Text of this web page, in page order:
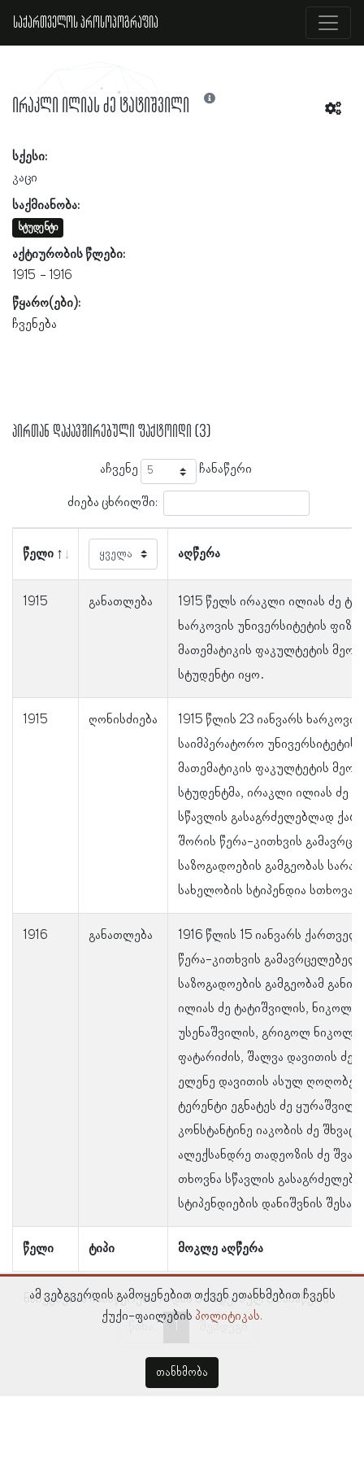
საქართველოს პროსოპოგრაფია
ირაკლი ილიას ძე ტატიშვილი
სქესი:
კაცი
საქმიანობა:
სტუდენტი
აქტიურობის წლები:
1915
1916
წყარო(ები):
ჩვენება
პირთან დაკავშირებული ფაქტოიდი (3)
აჩვენე ჩანაწერი
ძიება ცხრილში:
წელი აღწერა
წელი ტიპი მოკლე აღწერა
1915 განათლება
1915 წელს ირაკლი ილიას ძე
ხარკოვის უნივერსიტეტის
მათემატიკის ფაკულტეტის
სტუდენტი იყო.
1915 ღონისძიება
1915 წლის 23 იანვარს ხარკოვის
საიმპერატორო უნივერსიტეტის
მათემატიკის ფაკულტეტის
სტუდენტმა, ირაკლი ილიას ძე
სწავლის გასაგრძელებლად
შორის წერა-კითხვის
საზოგადოების გამგეობას
სახელობის სტიპენდია სთხოვა.
1916 განათლება
1916 წლის 15 იანვარს
წერა-კითხვის
საზოგადოების გამგეობამ
ილიას ძე ტატიშვილის,
უსენაშვილის, გრიგოლ
ფატარიძის, შალვა დავითის ძე
ელენე დავითის ასულ
ტერენტი ეგნატეს ძე
კონსტანტინე იაკობის ძე
ალექსანდრე თადეოზის ძე
თხოვნა სწავლის
სტიპენდიების დანიშვნის
ნაჩვენებია ჩანაწერები 1–დან 3–მდე, სულ 3 ჩანაწერი
წინა
შემდეგი
ამ ვებგვერდის გამოყენებით თქვენ ეთანხმებით ჩვენს
ქუქი-ფაილების პოლიტიკას.
თანხმობა